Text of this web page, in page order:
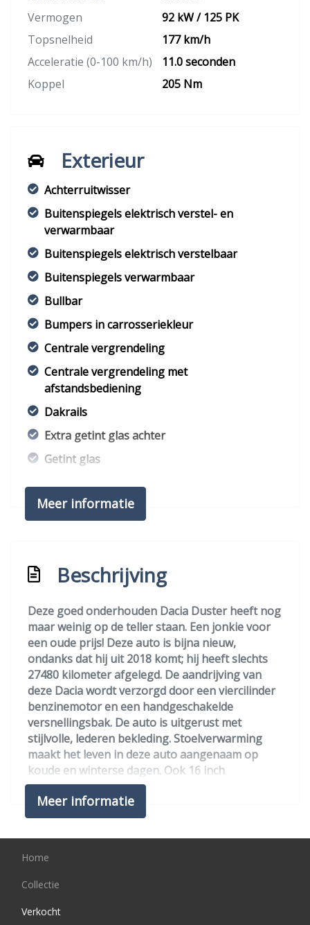
Vermogen
92 kW / 125 PK
Topsnelheid
177 km/h
Acceleratie (0-100 km/h)
11.0 seconden
Koppel
205 Nm
Exterieur
Achterruitwisser
Buitenspiegels elektrisch verstel- en
verwarmbaar
Buitenspiegels elektrisch verstelbaar
Buitenspiegels verwarmbaar
Bullbar
Bumpers in carrosseriekleur
Centrale vergrendeling
Centrale vergrendeling met
afstandsbediening
Dakrails
Extra getint glas achter
Getint glas
Park distance control
Interieur
Achterbank in delen neerklapbaar
Airco
Bestuurdersstoel in hoogte verstelbaar
Elektrische ramen achter
Elektrische ramen voor
Lederen bekleding
Middenarmsteun voor
Stuur leder
Stuurbekrachtiging
Voorstoelen verwarmd
Overige
Anti blokkeer systeem
Anti doorslip regeling
Bestuurdersairbag
Meer informatie
Beschrijving
Deze goed onderhouden Dacia Duster heeft nog
maar weinig op de teller staan. Een jonkie voor
een oude prijs! Deze auto is bijna nieuw,
ondanks dat hij uit 2018 komt; hij heeft slechts
27480 kilometer afgelegd. De aandrijving van
deze Dacia wordt verzorgd door een viercilinder
benzinemotor en een handgeschakelde
versnellingsbak. De auto is uitgerust met
stijlvolle, lederen bekleding. Stoelverwarming
maakt het leven in deze auto aangenaam op
koude en winterse dagen. Ook 16 inch
lichtmetalen velgen, bullbar, aluminium
dakrailing, donker getint glas achter, in delen
neerklapbare achterbank en elektrisch
Twijfelen hoeveel ruimte u achter de auto heeft?
centimeter! Van A naar B zonder omwegen: altijd
Meer informatie
Home
Collectie
Verkocht